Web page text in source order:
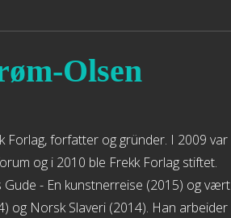
Olsen
Forlag, forfatter og gründer. I 2009 var
og i 2010 ble Frekk Forlag stiftet.
- En kunstnerreise (2015) og vært
og Norsk Slaveri (2014). Han arbeider